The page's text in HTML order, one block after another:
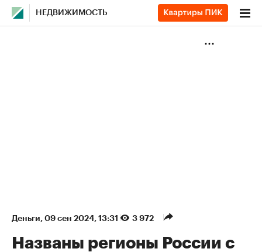
НЕДВИЖИМОСТЬ
Деньги⁠, 09 сен 2024, 13:31 3 972
Названы регионы России с